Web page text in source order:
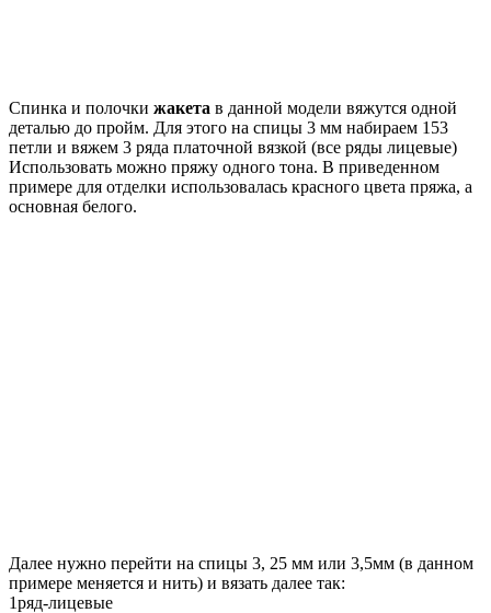
Спинка и полочки жакета в данной модели вяжутся одной
деталью до пройм. Для этого на спицы 3 мм набираем 153
петли и вяжем 3 ряда платочной вязкой (все ряды лицевые)
Использовать можно пряжу одного тона. В приведенном
примере для отделки использовалась красного цвета пряжа, а
основная белого.
Далее нужно перейти на спицы 3, 25 мм или 3,5мм (в данном
примере меняется и нить) и вязать далее так:
1ряд-лицевые